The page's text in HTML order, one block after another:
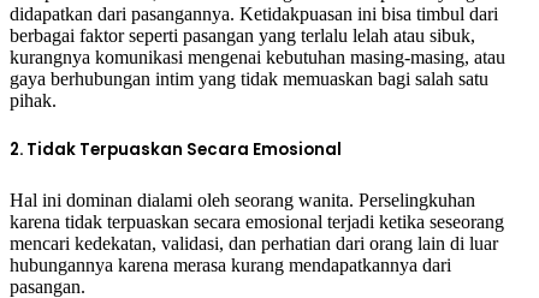
didapatkan dari pasangannya. Ketidakpuasan ini bisa timbul dari
berbagai faktor seperti pasangan yang terlalu lelah atau sibuk,
kurangnya komunikasi mengenai kebutuhan masing-masing, atau
gaya berhubungan intim yang tidak memuaskan bagi salah satu
pihak.
2. Tidak Terpuaskan Secara Emosional
Hal ini dominan dialami oleh seorang wanita. Perselingkuhan
karena tidak terpuaskan secara emosional terjadi ketika seseorang
mencari kedekatan, validasi, dan perhatian dari orang lain di luar
hubungannya karena merasa kurang mendapatkannya dari
pasangan.